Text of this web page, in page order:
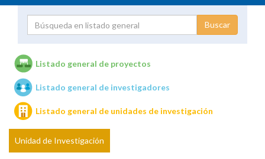
Unidades de investigación
Listado general de proyectos
Listado general de investigadores
Listado general de unidades de investigación
Unidad de Investigación